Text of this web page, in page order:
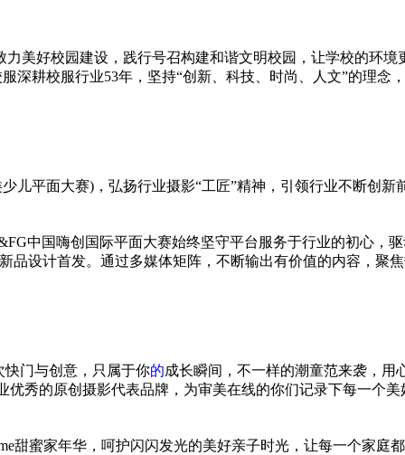
力美好校园建设，践行号召构建和谐文明校园，让学校的环
深耕校服行业53年，坚持“创新、科技、时尚、人文”的理念
儿平面大赛)，弘扬行业摄影“工匠”精神 ，引领行业不断创新
中国嗨创国际平面大赛始终坚守平台服务于行业的初心，
品设计首发。通过多媒体矩阵，不断输出有价值的内容，聚焦
门与创意，只属于你的成长瞬间，不一样的潮童范来袭，用
秀的原创摄影代表品牌，为审美在线的你们记录下每一个
甜蜜家年华，呵护闪闪发光的美好亲子时光，让每一个家庭